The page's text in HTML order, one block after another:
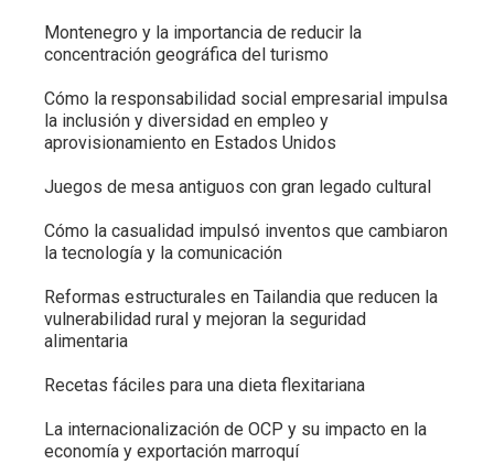
Montenegro y la importancia de reducir la
concentración geográfica del turismo
Cómo la responsabilidad social empresarial impulsa
la inclusión y diversidad en empleo y
aprovisionamiento en Estados Unidos
Juegos de mesa antiguos con gran legado cultural
Cómo la casualidad impulsó inventos que cambiaron
la tecnología y la comunicación
Reformas estructurales en Tailandia que reducen la
vulnerabilidad rural y mejoran la seguridad
alimentaria
Recetas fáciles para una dieta flexitariana
La internacionalización de OCP y su impacto en la
economía y exportación marroquí